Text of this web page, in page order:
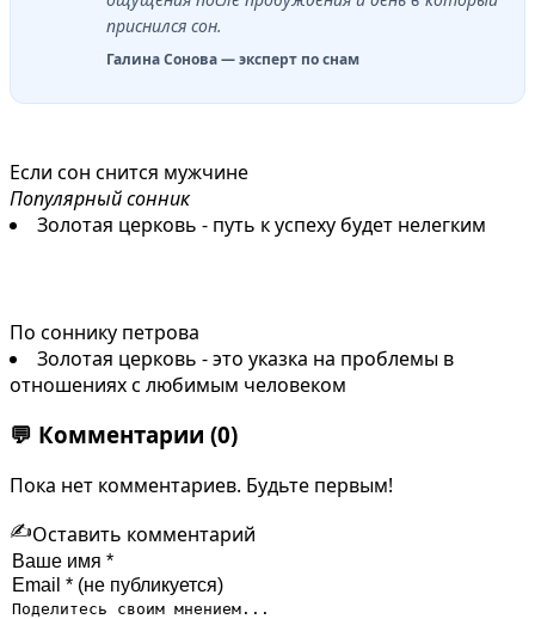
приснился сон.
Галина Сонова — эксперт по снам
Если сон снится мужчине
Популярный сонник
Золотая церковь - путь к успеху будет нелегким
По соннику петрова
Золотая церковь - это указка на проблемы в
отношениях с любимым человеком
💬 Комментарии (0)
Пока нет комментариев. Будьте первым!
✍️Оставить комментарий